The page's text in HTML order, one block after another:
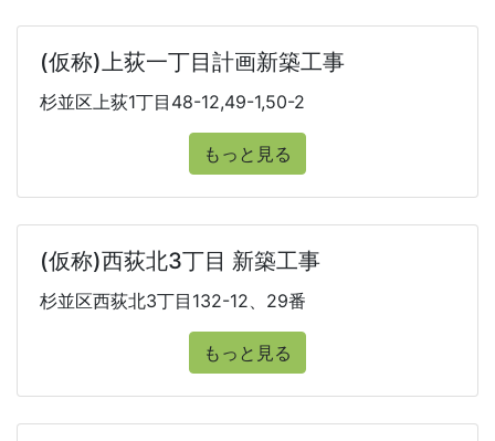
(仮称)上荻一丁目計画新築工事
杉並区上荻1丁目48-12,49-1,50-2
もっと見る
(仮称)西荻北3丁目 新築工事
杉並区西荻北3丁目132-12、29番
もっと見る